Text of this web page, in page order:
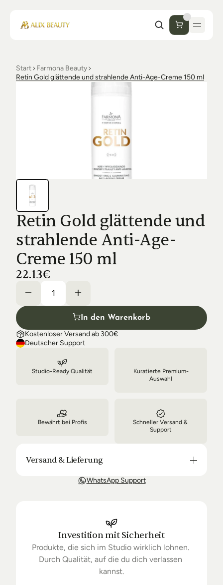
Start
Desinfektion
Ästhetik
Luxmer
FAQs
Orders & Returns
Start
Farmona Beauty
Retin Gold glättende und strahlende Anti-Age-Creme 150 ml
Retin Gold glättende und
strahlende Anti-Age-
Creme 150 ml
22.13€
In den Warenkorb
Kostenloser Versand ab 300€
Deutscher Support
Studio-Ready Qualität
Kuratierte Premium-
Auswahl
Bewährt bei Profis
Schneller Versand &
Support
Versand & Lieferung
Unsere Lieferung ist in der Regel in 3-8 Tagen bei
Lieferung unter Umständen um einige Tage
verzögern.
WhatsApp Support
Investition mit Sicherheit
Produkte, die sich im Studio wirklich lohnen.
Durch Qualität, auf die du dich verlassen
kannst.